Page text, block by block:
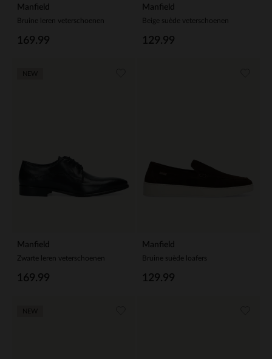
Manfield
Bruine leren veterschoenen
169.99
Manfield
Beige suède veterschoenen
129.99
Manfield
Zwarte leren veterschoenen
169.99
Manfield
Bruine suède loafers
129.99